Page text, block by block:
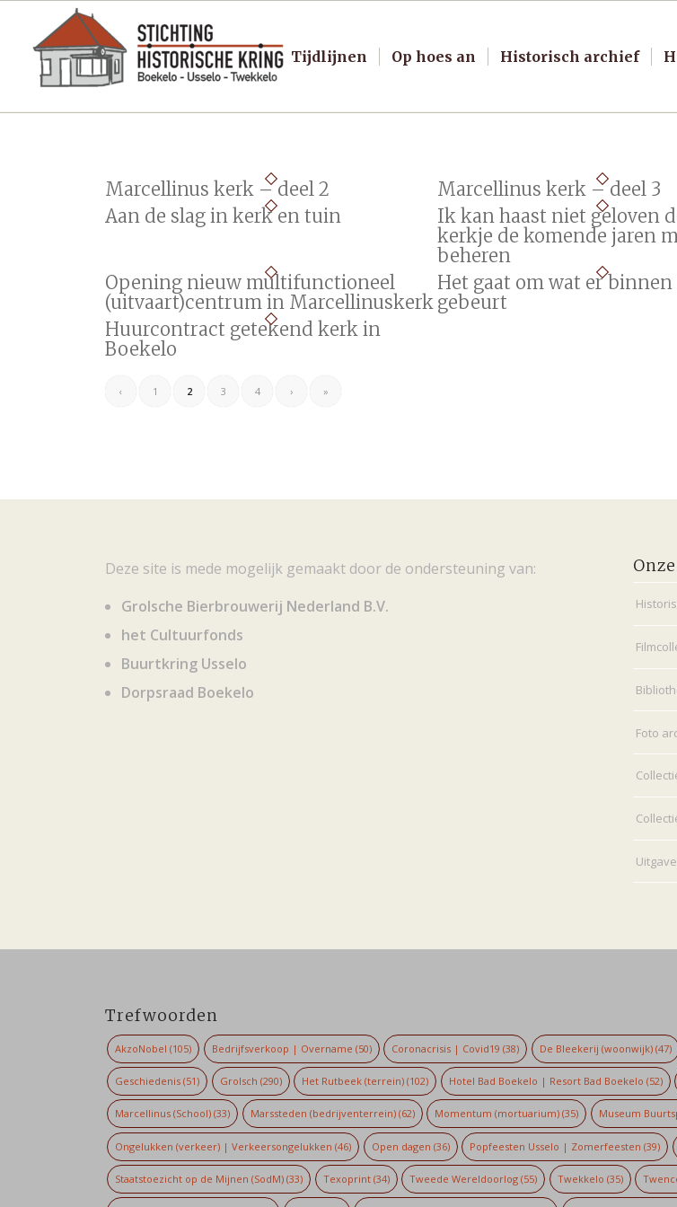
Tijdlijnen Op hoes an Historisch archief
Marcellinus kerk – deel 2 Marcellinus kerk – deel 3
Aan de slag in kerk en tuin
Ik kan haast niet geloven
kerkje de komende jaren
beheren
Opening nieuw multifunctioneel
(uitvaart)centrum in Marcellinuskerk
Het gaat om wat er
gebeurt
Huurcontract getekend kerk in
Boekelo
‹ 1 2 3 4 › »
Deze site is mede mogelijk gemaakt door de ondersteuning van:
Grolsche Bierbrouwerij Nederland B.V.
het Cultuurfonds
Buurtkring Usselo
Dorpsraad Boekelo
Foto
Trefwoorden
AkzoNobel (105) Bedrijfsverkoop | Overname (50) Coronacrisis | Covid19 (38) De Bleekerij (woonwijk)(47)
Geschiedenis (51) Grolsch (290) Het Rutbeek (terrein) (102) Hotel Bad Boekelo | Resort Bad Boekelo (52)
Marcellinus (School) (33) Marssteden (bedrijventerrein)(62) Momentum (mortuarium) (35) Museum
Ongelukken (verkeer) | Verkeersongelukken (46) Open dagen (36) Popfeesten Usselo | Zomerfeesten (39)
Staatstoezicht op de Mijnen (SodM) (33) Texoprint(34) Tweede Wereldoorlog (55) Twekkelo (35)